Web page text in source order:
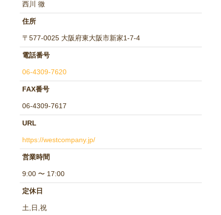
西川 徹
住所
〒577-0025 大阪府東大阪市新家1-7-4
電話番号
06-4309-7620
FAX番号
06-4309-7617
URL
https://westcompany.jp/
営業時間
9:00 〜 17:00
定休日
土,日,祝